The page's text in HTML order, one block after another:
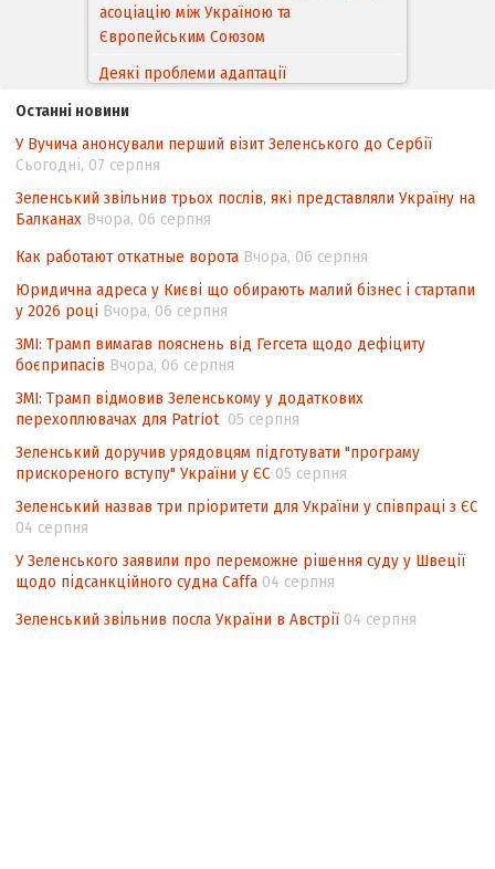
асоціацію між Україною та
Європейським Cоюзом
Деякі проблеми адаптації
походження товарів відповідно до
Угоди про торговельні аспекти прав
інтелектуальної власності (TRIPS) у
контексті євроінтеграції
Аналіз виборчого законодавства щодо
невизначеності механізму повторного
підрахунку голосів виборців
Інформаційна безпека суспільства
Останні новини
У Вучича анонсували перший візит Зеленського до Сербії
Сьогодні, 07 серпня
Зеленський звільнив трьох послів, які представляли Україну на
Балканах Вчора, 06 серпня
Как работают откатные ворота Вчора, 06 серпня
Юридична адреса у Києві що обирають малий бізнес і стартапи
у 2026 році Вчора, 06 серпня
ЗМІ: Трамп вимагав пояснень від Гегсета щодо дефіциту
боєприпасів Вчора, 06 серпня
ЗМІ: Трамп відмовив Зеленському у додаткових
перехоплювачах для Patriot 05 серпня
Зеленський доручив урядовцям підготувати "програму
прискореного вступу" України у ЄС 05 серпня
Зеленський назвав три пріоритети для України у співпраці з ЄС
04 серпня
У Зеленського заявили про переможне рішення суду у Швеції
щодо підсанкційного судна Caffa 04 серпня
Зеленський звільнив посла України в Австрії 04 серпня